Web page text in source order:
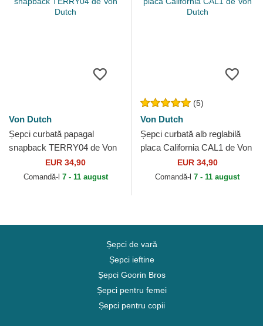
Von Dutch
Șepci curbată papagal
snapback TERRY04 de Von
EUR 34,90
Comandă-l 7 - 11 august
(5)
Von Dutch
Șepci curbată alb reglabilă
placa California CAL1 de Von
EUR 34,90
Comandă-l 7 - 11 august
Șepci de vară
Șepci ieftine
Șepci Goorin Bros
Șepci pentru femei
Șepci pentru copii